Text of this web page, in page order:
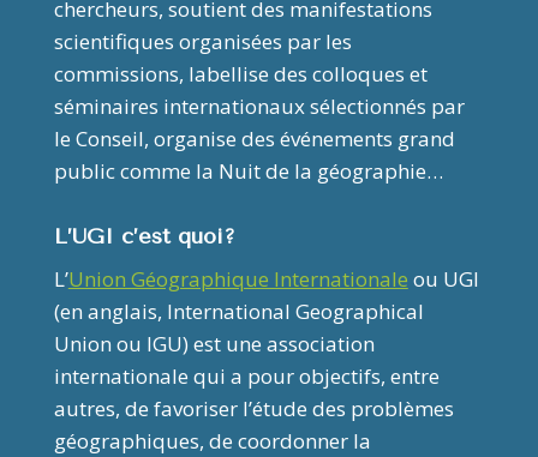
chercheurs, soutient des manifestations
scientifiques organisées par les
commissions, labellise des colloques et
séminaires internationaux sélectionnés par
le Conseil, organise des événements grand
public comme la Nuit de la géographie…
L’UGI c’est quoi?
L’Union Géographique Internationale ou UGI
(en anglais, International Geographical
Union ou IGU) est une association
internationale qui a pour objectifs, entre
autres, de favoriser l’étude des problèmes
géographiques, de coordonner la